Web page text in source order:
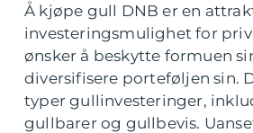
Å kjøpe gull DNB er en
investeringsmulighet for
ønsker å beskytte formuen
diversifisere porteføljen sin.
typer gullinvesteringer,
gullbarer og gullbevis.